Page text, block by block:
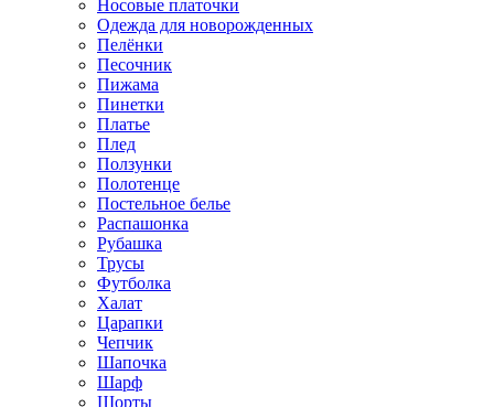
Носовые платочки
Одежда для новорожденных
Пелёнки
Песочник
Пижама
Пинетки
Платье
Плед
Ползунки
Полотенце
Постельное белье
Распашонка
Рубашка
Трусы
Футболка
Халат
Царапки
Чепчик
Шапочка
Шарф
Шорты